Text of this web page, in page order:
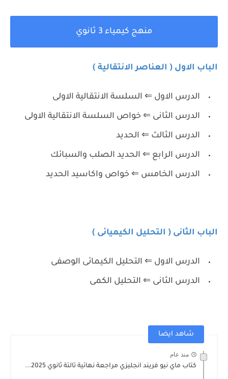
منهج كيمياء 3 ثانوي
الباب الاول ( العناصر الانتقالية )
الدرس الاول ⇐ السلسة الانتقالية الاولى
الدرس الثانى ⇐ خواص السلسة الانتقالية الاولى
الدرس الثالث ⇐ الحديد
الدرس الرابع ⇐ الحديد الصلب والسبائك
الدرس الخامس ⇐ خواص واكاسيد الحديد
الباب الثانى ( التحليل الكيميائى )
الدرس الاول ⇐ التحليل الكيمائى الوصفى
الدرس الثانى ⇐ التحليل الكمى
شاهد ايضا
منذ عام
كتاب ماي نيو فريند انجليزي مراجعة نهائية تالتة ثانوي 2025...